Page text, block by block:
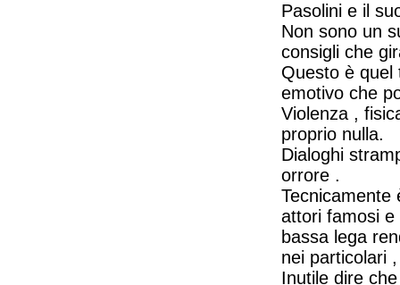
Pasolini e il
Non sono un
consigli che
Questo è quel
emotivo che
Violenza ,
proprio nulla.
Dialoghi
orrore .
Tecnicamente
attori famosi e
bassa lega
nei particolari
Inutile dire